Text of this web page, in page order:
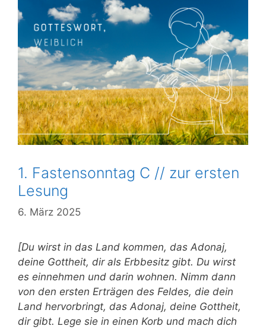
1. Fastensonntag C // zur ersten
Lesung
6. März 2025
[Du wirst in das Land kommen, das Adonaj,
deine Gottheit, dir als Erbbesitz gibt. Du wirst
es einnehmen und darin wohnen. Nimm dann
von den ersten Erträgen des Feldes, die dein
Land hervorbringt, das Adonaj, deine Gottheit,
dir gibt. Lege sie in einen Korb und mach dich